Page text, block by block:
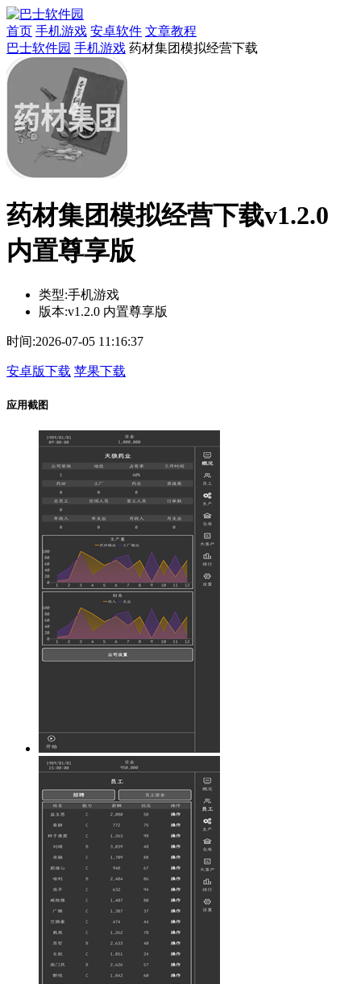
首页 手机游戏 安卓软件 文章教程
巴士软件园 手机游戏 药材集团模拟经营下载
药材集团模拟经营下载v1.2.0
内置尊享版
类型:手机游戏
版本:v1.2.0 内置尊享版
时间:2026-07-05 11:16:37
安卓版下载 苹果下载
应用截图